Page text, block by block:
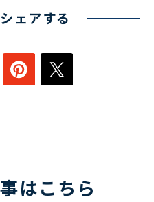
ェアする
はこちら